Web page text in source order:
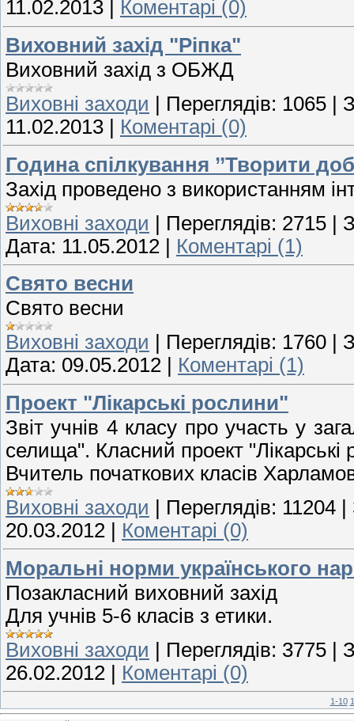
11.02.2013
Коментарі (0)
Виховний захід "Ріпка"
Виховний захід з ОБЖД
Виховні заходи
Переглядів: 1065
11.02.2013
Коментарі (0)
Година спілкування ’’Творити
Захід проведено з використанням
Виховні заходи | Переглядів: 2715 |
Дата: 11.05.2012 | Коментарі (1)
Свято весни
Свято весни
Виховні заходи
Переглядів: 1760
Дата: 09.05.2012
Коментарі (1)
Проект "Лікарські рослини"
Звіт учнів 4 класу про участь у
селища". Класний проект "Лікарські
Вчитель початкових класів
Виховні заходи
Переглядів: 11204
20.03.2012
Коментарі (0)
Моральні норми українського
Позакласний виховний захід
Для учнів 5-6 класів з етики.
Виховні заходи | Переглядів: 3775 |
26.02.2012 | Коментарі (0)
1-10